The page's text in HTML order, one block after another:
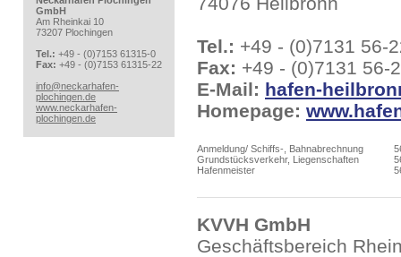
GmbH
Am Rheinkai 10
73207 Plochingen
Tel.: +49 - (0)7153 61315-0
Fax: +49 - (0)7153 61315-22
info@neckarhafen-
plochingen.de
www.neckarhafen-
plochingen.de
Tel.: +49 - (0)7131 56-
Fax: +49 - (0)7131 56-
E-Mail: hafen-
Homepage:
Anmeldung/ Schiffs-, Bahnabrechnung
Grundstücksverkehr, Liegenschaften
Hafenmeister
KVVH GmbH
Geschäftsbereich